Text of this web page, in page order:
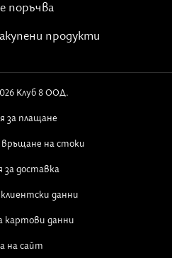
поръчва
продукти
Клуб 8 ООД.
за плащане
на стоки
за доставка
данни
картови данни
на сайт